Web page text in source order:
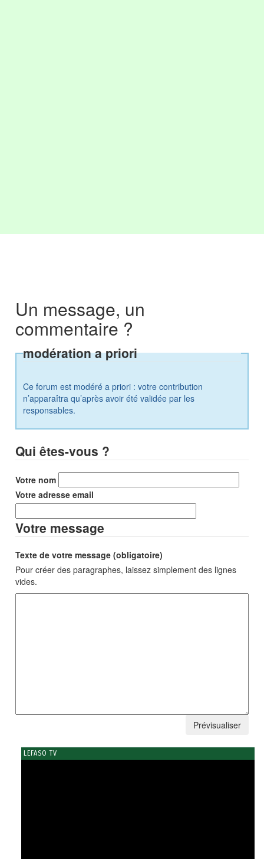
Un message, un
commentaire ?
modération a priori
Ce forum est modéré a priori : votre contribution
n’apparaîtra qu’après avoir été validée par les
responsables.
Qui êtes-vous ?
Votre nom
Votre adresse email
Votre message
Texte de votre message (obligatoire)
Pour créer des paragraphes, laissez simplement des lignes
vides.
LEFASO TV